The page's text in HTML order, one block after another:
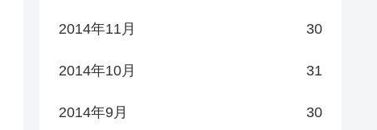
2014年11月 30
2014年10月 31
2014年9月 30